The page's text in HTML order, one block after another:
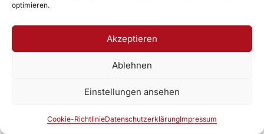
optimieren.
Akzeptieren
Ablehnen
Einstellungen ansehen
Cookie-RichtlinieDatenschutzerklärungImpressum
Zur DAV Webseite